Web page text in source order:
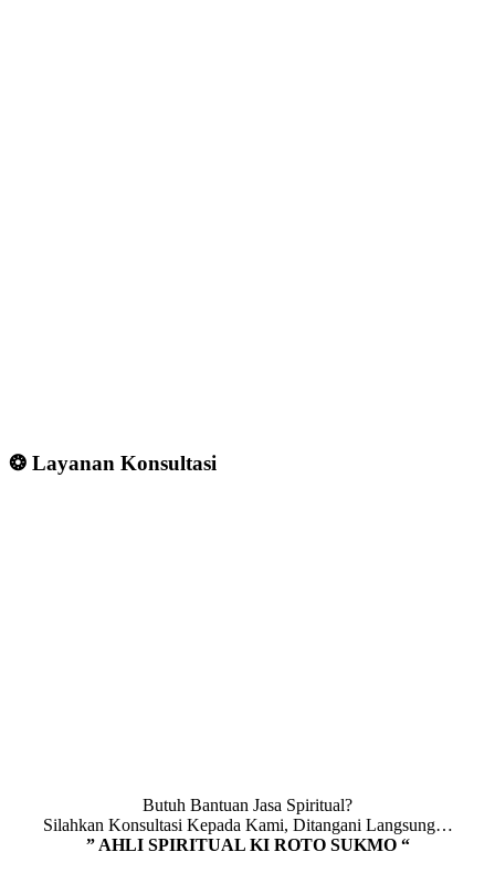
❂ Layanan Konsultasi
Butuh Bantuan Jasa Spiritual?
Silahkan Konsultasi Kepada Kami, Ditangani Langsung…
” AHLI SPIRITUAL KI ROTO SUKMO “